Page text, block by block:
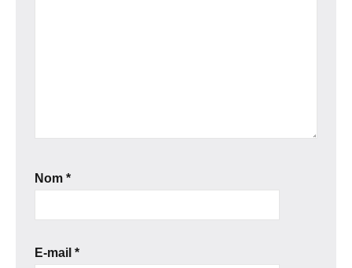
Nom *
E-mail *